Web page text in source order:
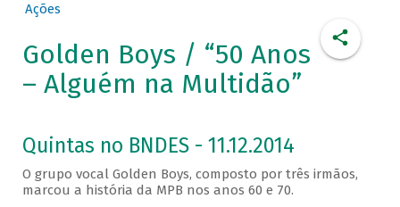
Ações
Golden Boys / “50 Anos
– Alguém na Multidão”
Quintas no BNDES - 11.12.2014
O grupo vocal Golden Boys, composto por três irmãos,
marcou a história da MPB nos anos 60 e 70.